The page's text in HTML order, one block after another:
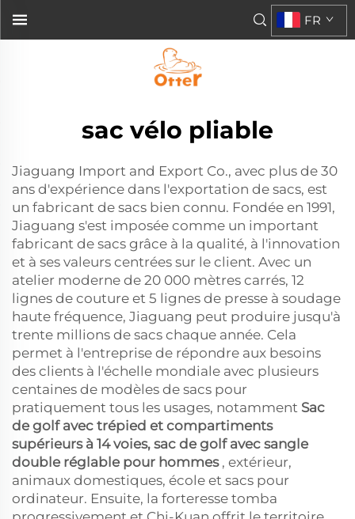
FR
sac vélo pliable
Jiaguang Import and Export Co., avec plus de 30
ans d'expérience dans l'exportation de sacs, est
un fabricant de sacs bien connu. Fondée en 1991,
Jiaguang s'est imposée comme un important
fabricant de sacs grâce à la qualité, à l'innovation
et à ses valeurs centrées sur le client. Avec un
atelier moderne de 20 000 mètres carrés, 12
lignes de couture et 5 lignes de presse à soudage
haute fréquence, Jiaguang peut produire jusqu'à
trente millions de sacs chaque année. Cela
permet à l'entreprise de répondre aux besoins
des clients à l'échelle mondiale avec plusieurs
centaines de modèles de sacs pour
pratiquement tous les usages, notamment Sac
de golf avec trépied et compartiments
supérieurs à 14 voies, sac de golf avec sangle
double réglable pour hommes , extérieur,
animaux domestiques, école et sacs pour
ordinateur. Ensuite, la forteresse tomba